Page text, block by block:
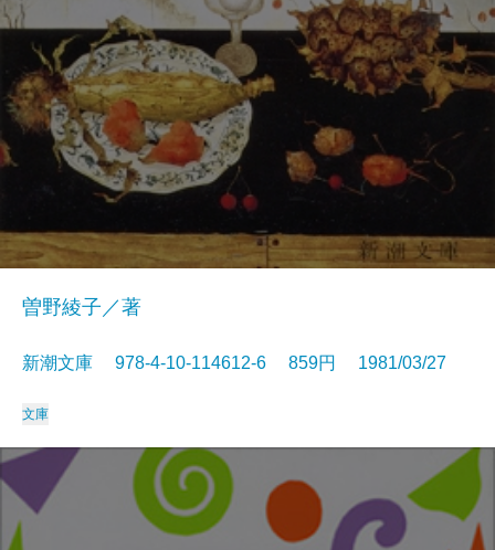
曽野綾子／著
新潮文庫 978-4-10-114612-6 859円 1981/03/27
文庫